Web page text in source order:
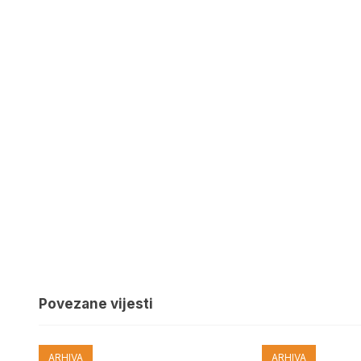
Povezane vijesti
ARHIVA ARHIVA